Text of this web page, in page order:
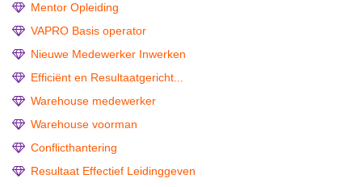
Mentor Opleiding
VAPRO Basis operator
Nieuwe Medewerker Inwerken
Efficiënt en Resultaatgericht...
Warehouse medewerker
Warehouse voorman
Conflicthantering
Resultaat Effectief Leidinggeven